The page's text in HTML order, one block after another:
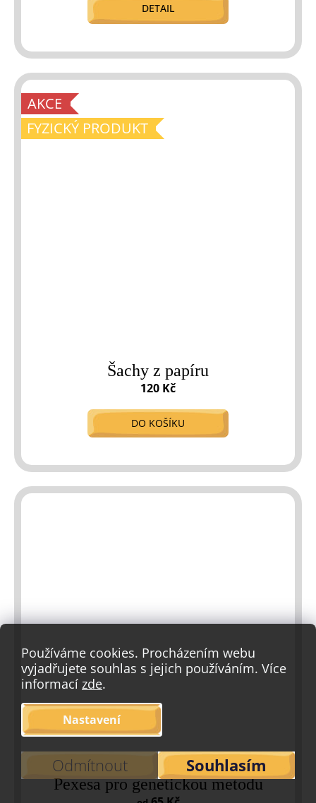
Používáme cookies. Procházením webu
vyjadřujete souhlas s jejich používáním. Více
informací zde.
Nastavení
Odmítnout Souhlasím
DETAIL
AKCE
FYZICKÝ PRODUKT
Šachy z papíru
120 Kč
DO KOŠÍKU
Pexesa pro genetickou metodu